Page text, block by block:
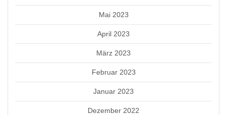
Mai 2023
April 2023
März 2023
Februar 2023
Januar 2023
Dezember 2022